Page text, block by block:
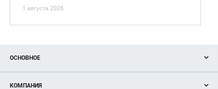
1 августа 2026
ОСНОВНОЕ
Новости
КОМПАНИЯ